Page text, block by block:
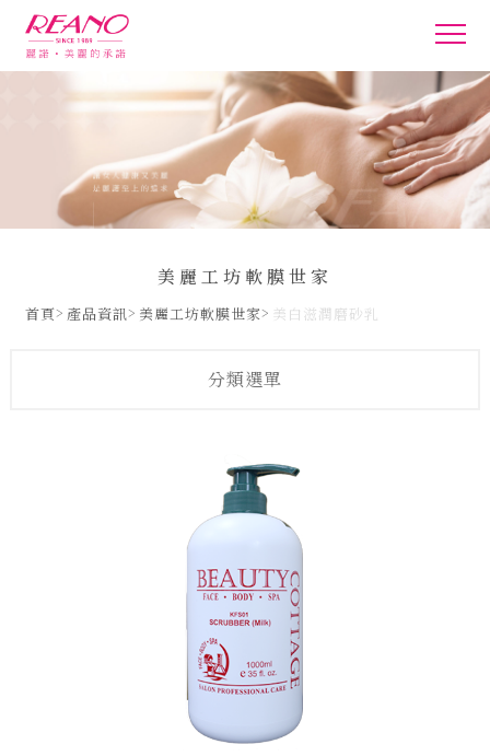
美麗工坊軟膜世家
首頁 產品資訊 美麗工坊軟膜世家 美白滋潤磨砂乳
分類選單